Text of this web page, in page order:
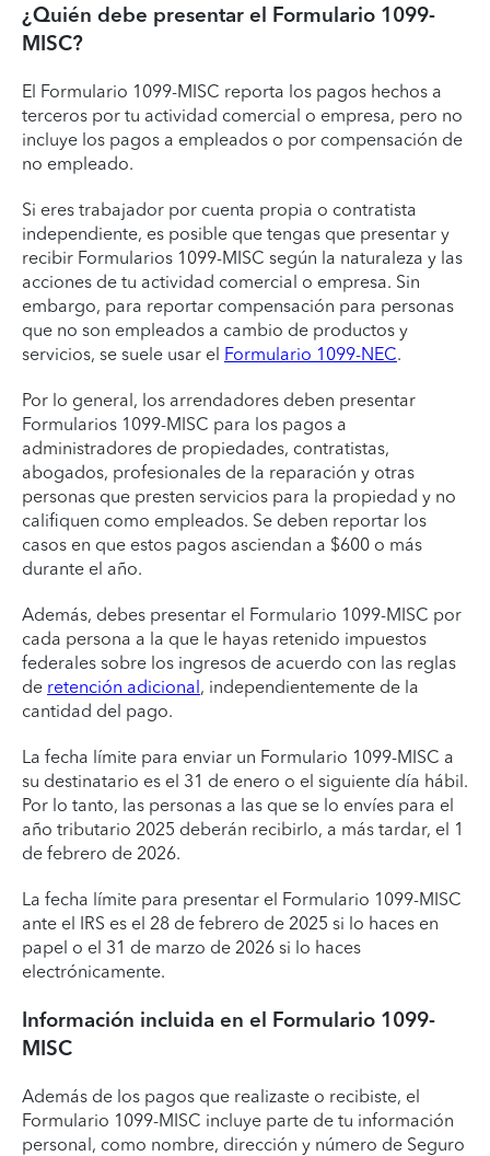
¿Quién debe presentar el Formulario 1099-
MISC?
El Formulario 1099-MISC reporta los pagos hechos a
terceros por tu actividad comercial o empresa, pero no
incluye los pagos a empleados o por compensación de
no empleado.
Si eres trabajador por cuenta propia o contratista
independiente, es posible que tengas que presentar y
recibir Formularios 1099-MISC según la naturaleza y las
acciones de tu actividad comercial o empresa. Sin
embargo, para reportar compensación para personas
que no son empleados a cambio de productos y
servicios, se suele usar el Formulario 1099-NEC.
Por lo general, los arrendadores deben presentar
Formularios 1099-MISC para los pagos a
administradores de propiedades, contratistas,
abogados, profesionales de la reparación y otras
personas que presten servicios para la propiedad y no
califiquen como empleados. Se deben reportar los
casos en que estos pagos asciendan a $600 o más
durante el año.
Además, debes presentar el Formulario 1099-MISC por
cada persona a la que le hayas retenido impuestos
federales sobre los ingresos de acuerdo con las reglas
de retención adicional, independientemente de la
cantidad del pago.
La fecha límite para enviar un Formulario 1099-MISC a
su destinatario es el 31 de enero o el siguiente día hábil.
Por lo tanto, las personas a las que se lo envíes para el
año tributario 2025 deberán recibirlo, a más tardar, el 1
de febrero de 2026.
La fecha límite para presentar el Formulario 1099-MISC
ante el IRS es el 28 de febrero de 2025 si lo haces en
papel o el 31 de marzo de 2026 si lo haces
electrónicamente.
Información incluida en el Formulario 1099-
MISC
Además de los pagos que realizaste o recibiste, el
Formulario 1099-MISC incluye parte de tu información
personal, como nombre, dirección y número de Seguro